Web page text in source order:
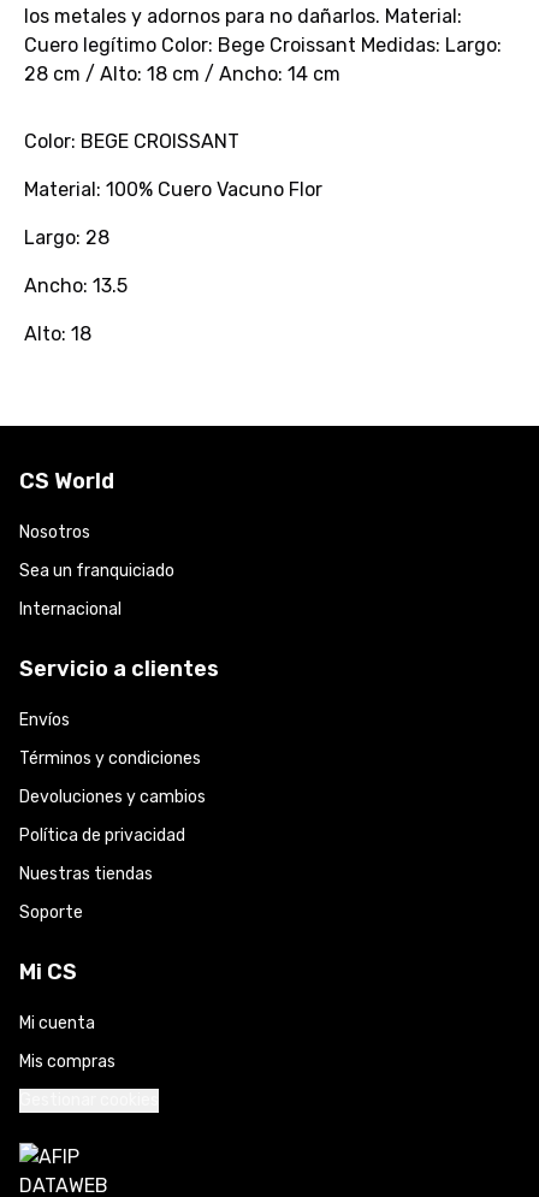
los metales y adornos para no dañarlos. Material:
Cuero legítimo Color: Bege Croissant Medidas: Largo:
28 cm / Alto: 18 cm / Ancho: 14 cm
Color: BEGE CROISSANT
Material: 100% Cuero Vacuno Flor
Largo: 28
Ancho: 13.5
Alto: 18
CS World
Nosotros
Sea un franquiciado
Internacional
Servicio a clientes
Envíos
Términos y condiciones
Devoluciones y cambios
Política de privacidad
Nuestras tiendas
Soporte
Mi CS
Mi cuenta
Mis compras